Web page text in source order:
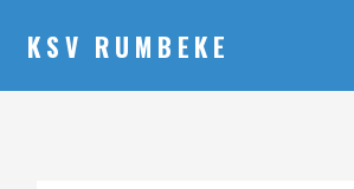
KSV RUMBEKE